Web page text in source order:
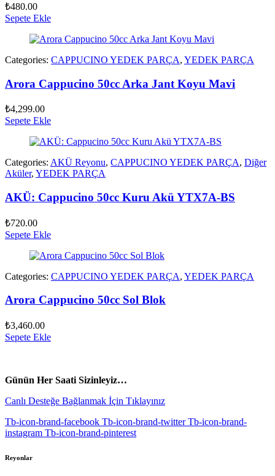
₺480.00
Sepete Ekle
Categories: CAPPUCINO YEDEK PARÇA, YEDEK PARÇA
Arora Cappucino 50cc Arka Jant Koyu Mavi
₺4,299.00
Sepete Ekle
Categories: AKÜ Reyonu, CAPPUCINO YEDEK PARÇA, Diğer
Aküler, YEDEK PARÇA
AKÜ: Cappucino 50cc Kuru Akü YTX7A-BS
₺720.00
Sepete Ekle
Categories: CAPPUCINO YEDEK PARÇA, YEDEK PARÇA
Arora Cappucino 50cc Sol Blok
₺3,460.00
Sepete Ekle
Günün Her Saati Sizinleyiz…
Canlı Desteğe Bağlanmak İçin Tıklayınız
Tb-icon-brand-facebook Tb-icon-brand-twitter Tb-icon-brand-
instagram Tb-icon-brand-pinterest
Reyonlar